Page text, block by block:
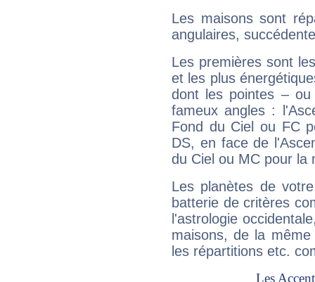
Les maisons sont
angulaires,
Les premières sont
et les plus
dont les pointes –
fameux angles :
Fond du Ciel ou FC
DS, en face de
du Ciel ou MC pour la
Les planètes de
batterie de critères
l'astrologie
maisons, de la
les répartitions etc.